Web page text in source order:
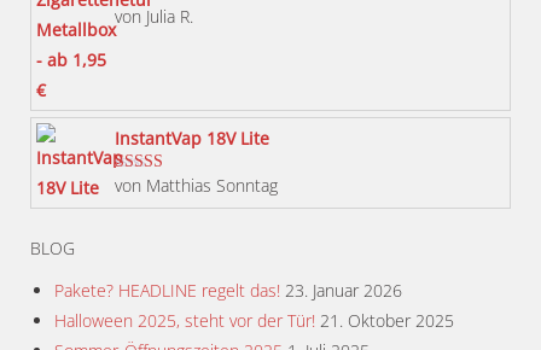
werden
Bewertet mit
5
von Julia R.
InstantVap 18V Lite
Bewertet mit
von Matthias Sonntag
BLOG
Pakete? HEADLINE regelt das! 23. Januar 2026
Halloween 2025, steht vor der Tür! 21. Oktober 2025